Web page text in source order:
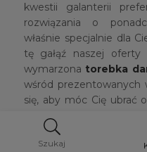
Szukaj
kwestii galanterii
rozwiązania o
właśnie specjalnie dla
tę gałąź naszej
wymarzona torebka
wśród prezentowanych
się, aby móc Cię ubrać
chodzi o stylowe
Zostań z nami, a
efektowne mogą być